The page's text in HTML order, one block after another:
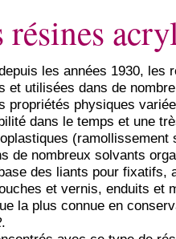
les années 1930, les
et utilisées dans de
propriétés physiques
dans le temps et une
(ramollissement
de nombreux solvants
des liants pour fixatifs,
et vernis, enduits et
la plus connue en
.